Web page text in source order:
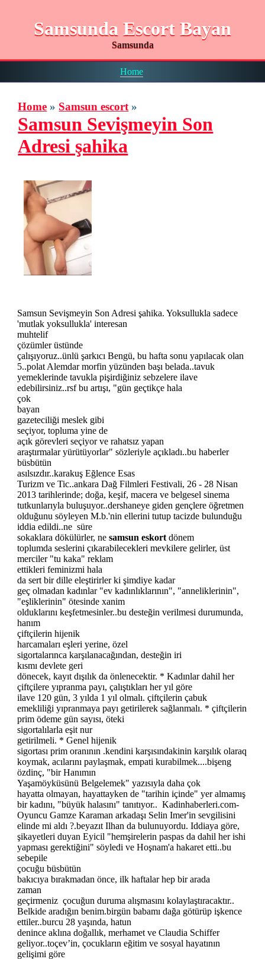
Samsunda Escort Bayan
Samsunda
Home
Home » Samsun escort »
Samsun Sevişmeyin Son
Adresi şahika
Samsun Sevişmeyin Son Adresi şahika. Yoksullukla sadece
'mutlak yoksullukla' interesan
muhtelif
çözümler üstünde
çalışıyoruz..ünlü şarkıcı Bengü, bu hafta sonu yapılacak olan
5..polat Alemdar morfin yüzünden başı belada..tavuk
yemeklerinde tavukla pişirdiğiniz sebzelere ilave
edebilirsiniz..rsf bu artışı, "gün geçtikçe hala
çok
bayan
gazeteciliği meslek gibi
seçiyor, topluma yine de
açık görevleri seçiyor ve rahatsız yapan
araştırmalar yürütüyorlar" sözleriyle açıkladı..bu haberler
büsbütün
asılsızdır..karakuş Eğlence Esas
Turizm ve Tic..ankara Dağ Filmleri Festivali, 26 - 28 Nisan
2013 tarihlerinde; doğa, keşif, macera ve belgesel sinema
tutkunlarıyla buluşuyor..dershaneye giden gençlere öğretmen
olduğunu söyleyen M.b.'nin ellerini tutup tacizde bulunduğu
iddia edildi..ne süre
sokaklara dökülürler, ne samsun eskortdönem
toplumda seslerini çıkarabilecekleri mevkilere gelirler, üst
merciler "tu kaka" reklam
ettikleri feminizmi hala
da sert bir dille eleştirirler ki şimdiye kadar
geç olmadan kadınlar "ev kadınlıklarının", "anneliklerinin",
"eşliklerinin" ötesinde xanim
olduklarını keşfetmesinler..bu desteğin verilmesi durumunda,
hanım
çiftçilerin hijenik
harcamaları eşleri yerine, özel
sigortalarınca karşılanacağından, desteğin iri
kısmı devlete geri
dönecek, kayıt dışılık da önlenecektir. * Kadınlar dahil her
çiftçilere yıpranma payı, çalıştıkları her yıl göre
ilave 120 gün, 3 yılda 1 yıl olmalı. çiftçilerin çabuk
emekliliği yıpranmaya payı getirilerek sağlanmalı. * çiftçilerin
prim ödeme gün sayısı, öteki
sigortalılarla eşit nur
getirilmeli. * Genel hijenik
sigortası prim oranının .kendini karşısındakinin karşılık olaraq
koymak, acılarını paylaşmak, empati kurabilmek....bişeng
özdinç, "bir Hanımın
Yaşamöyküsünü Belgelemek" yazısıyla daha çok
hayatta olmayan, hayattayken de "tarihin içinde" yer almamış
bir kadını, "büyük halasını" tanıtıyor.. Kadinhaberleri.com-
Oyuncu Gamze Karaman arkadaşı Selin Imer'in sevgilisini
elinde mi aldı ?.beyazıt Ilhan da bulunuyordu. Iddiaya göre,
şikayetleri duyan Eyicil "hemşirelerin paspas da dahil her ishi
yapması gerektiğini" söyledi ve Hoşnam'a hakaret etti..bu
sebepile
çocuğu büsbütün
bakıcıya bırakmadan önce, ilk haftalar hep bir arada
zaman
geçirmeniz çocuğun duruma alışmasını kolaylaştıracaktır..
Belkide aradığın benim.birgün babamı dağa götürüp işkence
ettiler..burcu 28 yaşında, hatun
denince aklına doğallık, merhamet ve Claudia Schiffer
geliyor..toçev’in, çocukların eğitim ve sosyal hayatının
gelişimi göre